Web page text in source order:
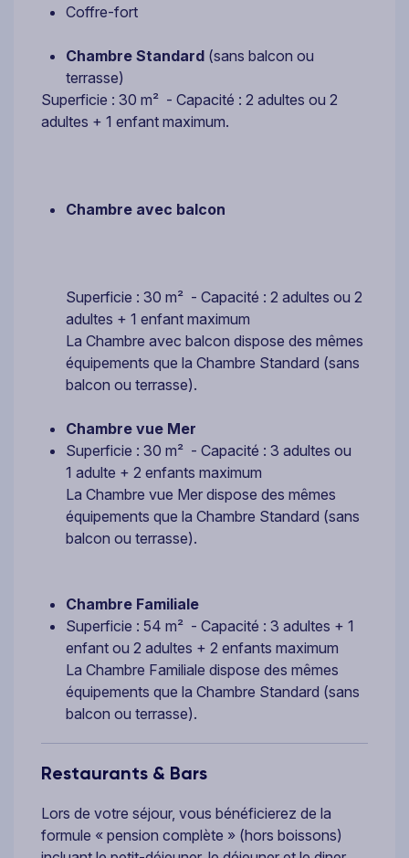
Coffre-fort
Chambre Standard (sans balcon ou
terrasse)
Superficie : 30 m² - Capacité : 2 adultes ou 2
adultes + 1 enfant maximum.
Chambre avec balcon
Superficie : 30 m² - Capacité : 2 adultes ou 2
adultes + 1 enfant maximum
La Chambre avec balcon dispose des mêmes
équipements que la Chambre Standard (sans
balcon ou terrasse).
Chambre vue Mer
Superficie : 30 m² - Capacité : 3 adultes ou
1 adulte + 2 enfants maximum
La Chambre vue Mer dispose des mêmes
équipements que la Chambre Standard (sans
balcon ou terrasse).
Chambre Familiale
Superficie : 54 m² - Capacité : 3 adultes + 1
enfant ou 2 adultes + 2 enfants maximum
La Chambre Familiale dispose des mêmes
équipements que la Chambre Standard (sans
balcon ou terrasse).
Restaurants & Bars
Lors de votre séjour, vous bénéficierez de la
formule « pension complète » (hors boissons)